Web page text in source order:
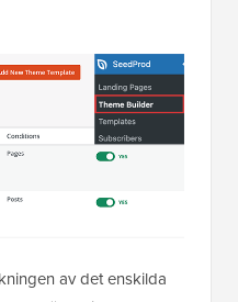
av det enskilda